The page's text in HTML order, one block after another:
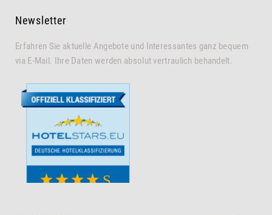
Newsletter
Erfahren Sie aktuelle Angebote und Interessantes ganz bequem
via E-Mail. Ihre Daten werden absolut vertraulich behandelt.